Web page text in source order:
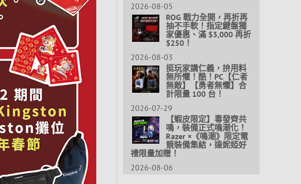
2026-08-05
ROG 戰力全開，再折再
抽不手軟！指定鍵盤獨
家優惠、滿 $3,000 再折
$250！
2026-08-03
挺玩家講仁義，拚用料
無所懼！酷！PC【仁者
無敵】【勇者無懼】合
計限量 100 台！
2026-07-29
【蝦皮限定】毒發齊共
鳴，裝備正式鳴潮化！
Razer ×《鳴潮》限定電
競裝備集結，達妮婭好
禮限量加贈！
2026-08-06